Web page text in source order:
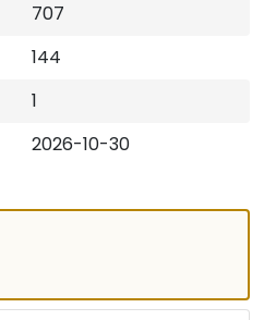
707
144
1
2026-10-30